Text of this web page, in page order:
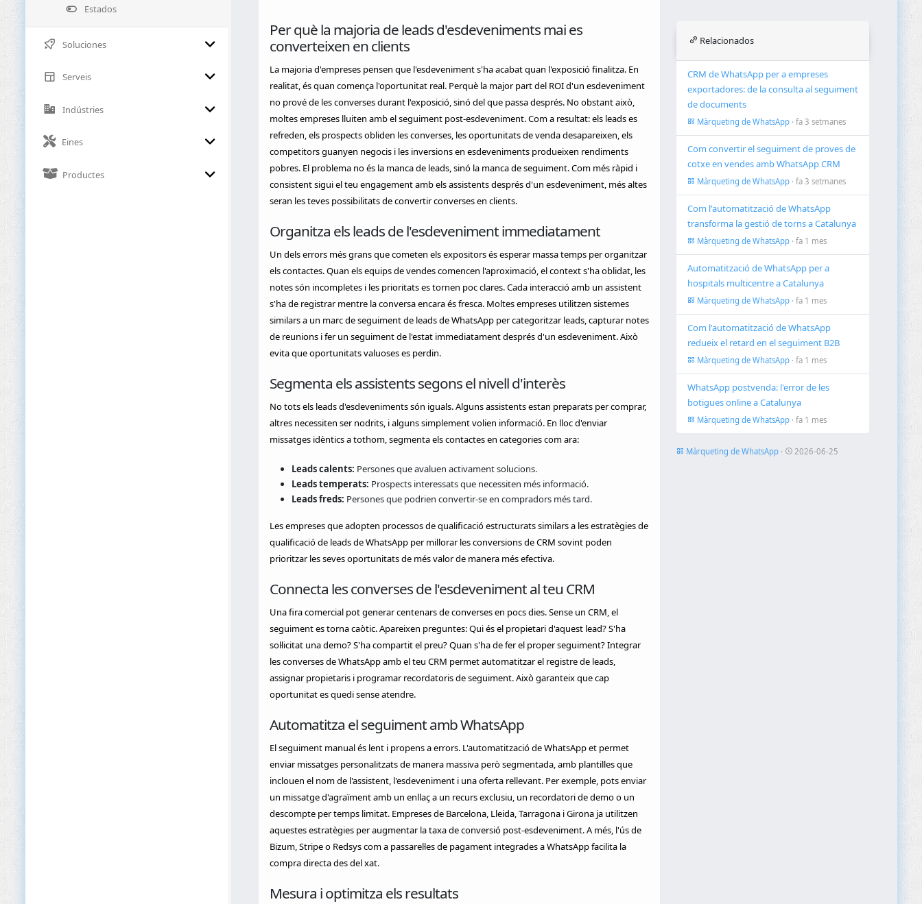
Estados
Soluciones
Serveis
Indústries
Eines
Productes
Per què la majoria de leads d'esdeveniments mai es
converteixen en clients
La majoria d'empreses pensen que l'esdeveniment s'ha acabat quan l'exposició finalitza. En
realitat, és quan comença l'oportunitat real. Perquè la major part del ROI d'un esdeveniment
no prové de les converses durant l'exposició, sinó del que passa després. No obstant això,
moltes empreses lluiten amb el seguiment post-esdeveniment. Com a resultat: els leads es
refreden, els prospects obliden les converses, les oportunitats de venda desapareixen, els
competitors guanyen negocis i les inversions en esdeveniments produeixen rendiments
pobres. El problema no és la manca de leads, sinó la manca de seguiment. Com més ràpid i
consistent sigui el teu engagement amb els assistents després d'un esdeveniment, més altes
seran les teves possibilitats de convertir converses en clients.
Organitza els leads de l'esdeveniment immediatament
Un dels errors més grans que cometen els expositors és esperar massa temps per organitzar
els contactes. Quan els equips de vendes comencen l'aproximació, el context s'ha oblidat, les
notes són incompletes i les prioritats es tornen poc clares. Cada interacció amb un assistent
s'ha de registrar mentre la conversa encara és fresca. Moltes empreses utilitzen sistemes
similars a un marc de seguiment de leads de WhatsApp per categoritzar leads, capturar notes
de reunions i fer un seguiment de l'estat immediatament després d'un esdeveniment. Això
evita que oportunitats valuoses es perdin.
Segmenta els assistents segons el nivell d'interès
No tots els leads d'esdeveniments són iguals. Alguns assistents estan preparats per comprar,
altres necessiten ser nodrits, i alguns simplement volien informació. En lloc d'enviar
missatges idèntics a tothom, segmenta els contactes en categories com ara:
Leads calents: Persones que avaluen activament solucions.
Leads temperats: Prospects interessats que necessiten més informació.
Leads freds: Persones que podrien convertir-se en compradors més tard.
Les empreses que adopten processos de qualificació estructurats similars a les estratègies de
qualificació de leads de WhatsApp per millorar les conversions de CRM sovint poden
prioritzar les seves oportunitats de més valor de manera més efectiva.
Connecta les converses de l'esdeveniment al teu CRM
Una fira comercial pot generar centenars de converses en pocs dies. Sense un CRM, el
seguiment es torna caòtic. Apareixen preguntes: Qui és el propietari d'aquest lead? S'ha
sol·licitat una demo? S'ha compartit el preu? Quan s'ha de fer el proper seguiment? Integrar
les converses de WhatsApp amb el teu CRM permet automatitzar el registre de leads,
assignar propietaris i programar recordatoris de seguiment. Això garanteix que cap
oportunitat es quedi sense atendre.
Automatitza el seguiment amb WhatsApp
El seguiment manual és lent i propens a errors. L'automatització de WhatsApp et permet
enviar missatges personalitzats de manera massiva però segmentada, amb plantilles que
inclouen el nom de l'assistent, l'esdeveniment i una oferta rellevant. Per exemple, pots enviar
un missatge d'agraïment amb un enllaç a un recurs exclusiu, un recordatori de demo o un
descompte per temps limitat. Empreses de Barcelona, Lleida, Tarragona i Girona ja utilitzen
aquestes estratègies per augmentar la taxa de conversió post-esdeveniment. A més, l'ús de
Bizum, Stripe o Redsys com a passarel·les de pagament integrades a WhatsApp facilita la
compra directa des del xat.
Mesura i optimitza els resultats
Relacionados
CRM de WhatsApp per a empreses
exportadores: de la consulta al seguiment
de documents
Màrqueting de WhatsApp · fa 3 setmanes
Com convertir el seguiment de proves de
cotxe en vendes amb WhatsApp CRM
Màrqueting de WhatsApp · fa 3 setmanes
Com l'automatització de WhatsApp
transforma la gestió de torns a Catalunya
Màrqueting de WhatsApp · fa 1 mes
Automatització de WhatsApp per a
hospitals multicentre a Catalunya
Màrqueting de WhatsApp · fa 1 mes
Com l'automatització de WhatsApp
redueix el retard en el seguiment B2B
Màrqueting de WhatsApp · fa 1 mes
WhatsApp postvenda: l'error de les
botigues online a Catalunya
Màrqueting de WhatsApp · fa 1 mes
Màrqueting de WhatsApp · 2026-06-25